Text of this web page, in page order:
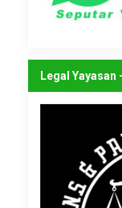
Legal Yayasan